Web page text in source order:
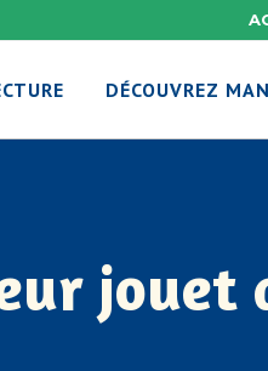
DÉCOUVREZ
jouet